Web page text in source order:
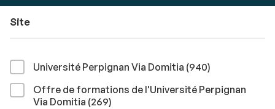
Site
Université Perpignan Via Domitia (940résultats
)
Offre de formations de l'Université Perpignan
Via Domitia (269résultats
)